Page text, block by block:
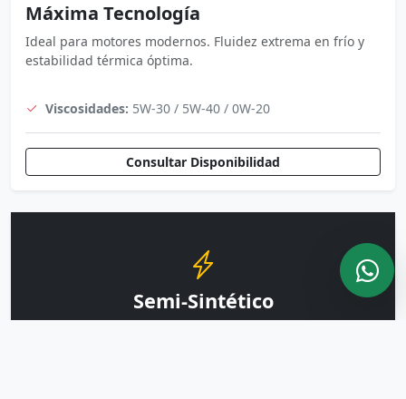
Máxima Tecnología
Ideal para motores modernos. Fluidez extrema en frío y
estabilidad térmica óptima.
Viscosidades: 5W-30 / 5W-40 / 0W-20
Consultar Disponibilidad
Semi-Sintético